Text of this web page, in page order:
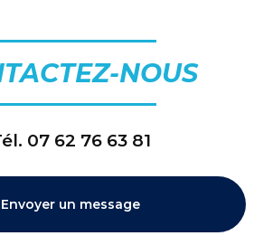
NOUS
07 62 76 63 81
Envoyer un message